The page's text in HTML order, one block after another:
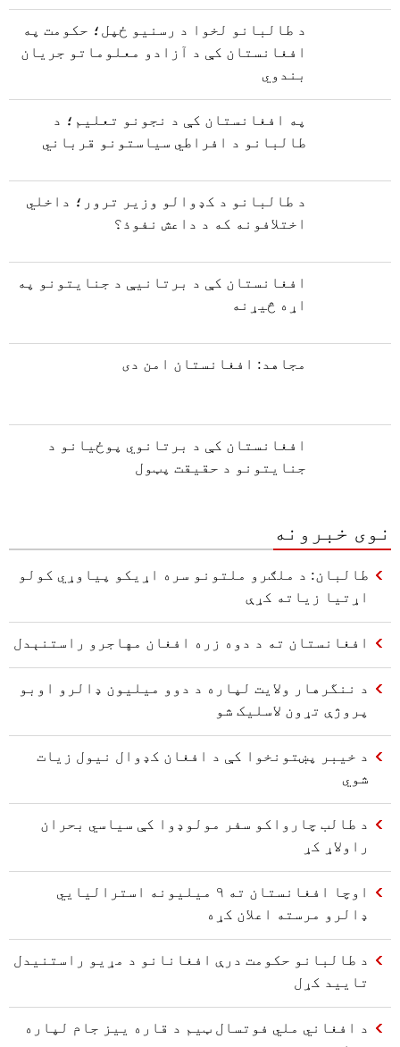
د طالبانو لخوا د رسنیو ځپل؛ حکومت په
افغانستان کې د آزادو معلوماتو جریان
بندوي
په افغانستان کې د نجونو تعلیم؛ د
طالبانو د افراطي سیاستونو قرباني
د طالبانو د کډوالو وزیر ترور؛ داخلي
اختلافونه که د داعش نفوذ؟
افغانستان کې د برتانیې د جنایتونو په
اړه څیړنه
مجاهد: افغانستان امن دی
افغانستان کې د برتانوي پوځیانو د
جنایتونو د حقیقت پټول
نوی خبرونه
طالبان: د ملګرو ملتونو سره اړیکو پیاوړي کولو
اړتیا زیاته کړې
افغانستان ته د دوه زره افغان مهاجرو راستنېدل
د ننگرهار ولایت لپاره د دوو میلیون ډالرو اوبو
پروژې تړون لاسلیک شو
د خیبر پښتونخوا کې د افغان کډوال نیول زیات
شوي
د طالب چارواکو سفر مولوډوا کې سیاسي بحران
راولاړ کړ
اوچا افغانستان ته ۹ میلیونه استرالیایي
ډالرو مرسته اعلان کړه
د طالبانو حکومت درې افغانانو د مړیو راستنیدل
تایید کړل
د افغاني ملي فوتسال ټیم د قاره ييز جام لپاره